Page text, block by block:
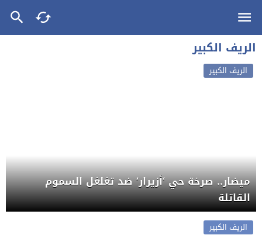
الريف الكبير
الريف الكبير
ميضار.. صرخة حي ‘أزيرار’ ضد تغلغل السموم
القاتلة
الريف الكبير